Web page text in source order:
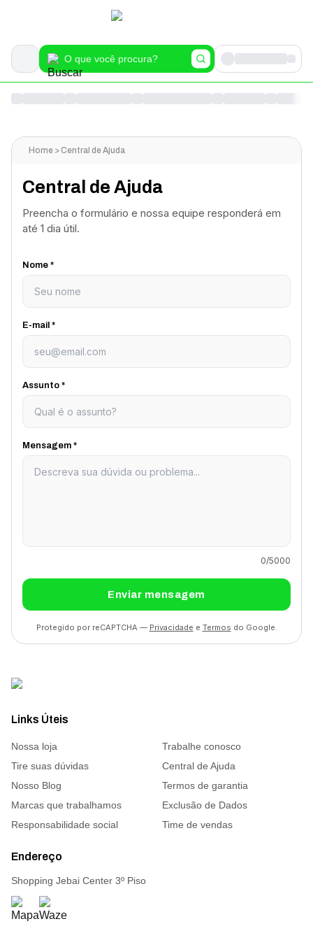
Home > Central de Ajuda
Central de Ajuda
Preencha o formulário e nossa equipe responderá em
até 1 dia útil.
Nome *
E-mail *
Assunto *
Mensagem *
0/5000
Enviar mensagem
Protegido por reCAPTCHA — Privacidade e Termos do Google.
Links Úteis
Nossa loja
Trabalhe conosco
Tire suas dúvidas
Central de Ajuda
Nosso Blog
Termos de garantia
Marcas que trabalhamos
Exclusão de Dados
Responsabilidade social
Time de vendas
Endereço
Shopping Jebai Center 3º Piso